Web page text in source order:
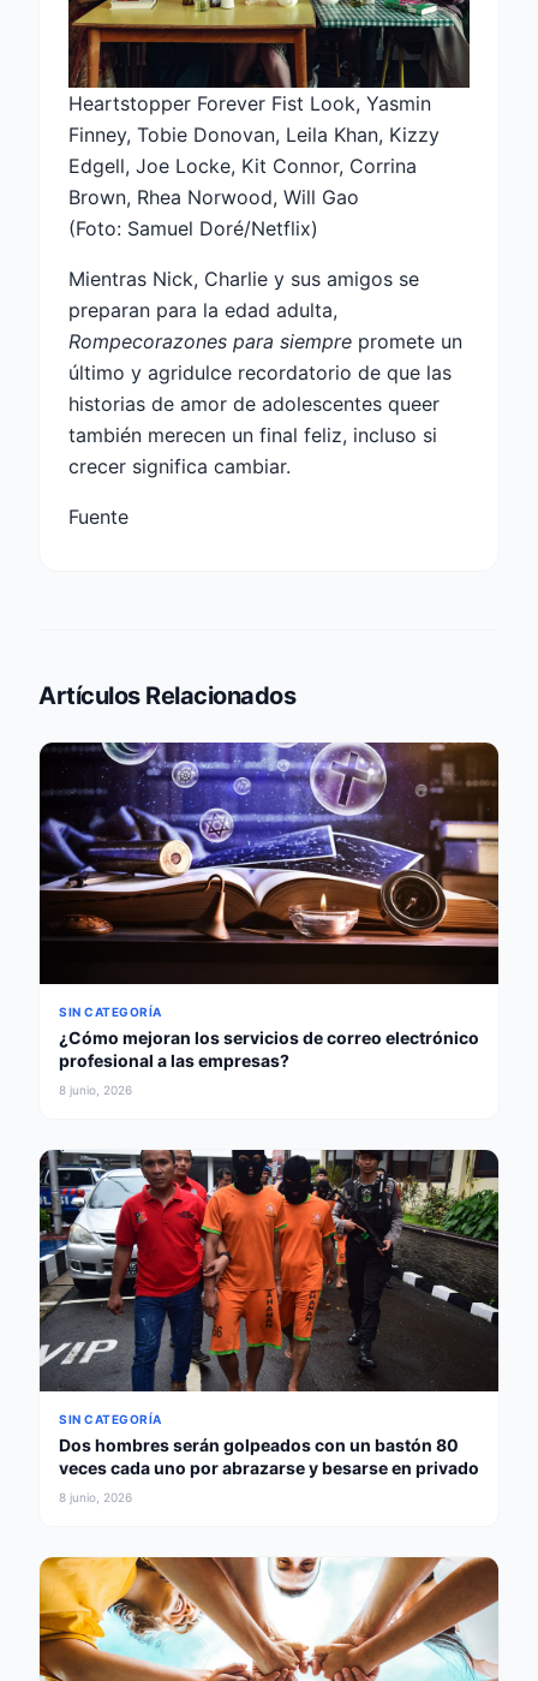
Heartstopper Forever Fist Look, Yasmin
Finney, Tobie Donovan, Leila Khan, Kizzy
Edgell, Joe Locke, Kit Connor, Corrina
Brown, Rhea Norwood, Will Gao
(Foto: Samuel Doré/Netflix)
Mientras Nick, Charlie y sus amigos se
preparan para la edad adulta,
Rompecorazones para siempre promete un
último y agridulce recordatorio de que las
historias de amor de adolescentes queer
también merecen un final feliz, incluso si
crecer significa cambiar.
Fuente
Artículos Relacionados
SIN CATEGORÍA
¿Cómo mejoran los servicios de correo electrónico
profesional a las empresas?
8 junio, 2026
SIN CATEGORÍA
Dos hombres serán golpeados con un bastón 80
veces cada uno por abrazarse y besarse en privado
8 junio, 2026